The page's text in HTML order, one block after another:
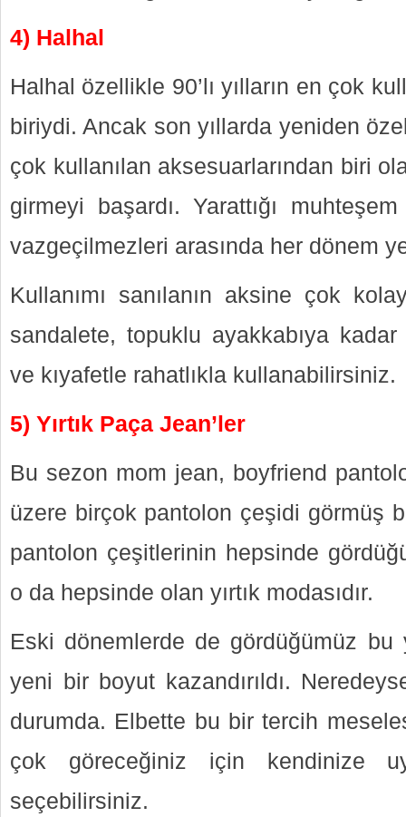
4) Halhal
Halhal özellikle 90’lı yılların en çok
biriydi. Ancak son yıllarda yeniden
çok kullanılan aksesuarlarından biri
girmeyi başardı. Yarattığı
vazgeçilmezleri arasında her dönem
Kullanımı sanılanın aksine çok
sandalete, topuklu ayakkabıya
ve kıyafetle rahatlıkla kullanabilirsiniz.
5) Yırtık Paça Jean’ler
Bu sezon mom jean, boyfriend
üzere birçok pantolon çeşidi görmüş
pantolon çeşitlerinin hepsinde
o da hepsinde olan yırtık modasıdır.
Eski dönemlerde de gördüğümüz bu
yeni bir boyut kazandırıldı.
durumda. Elbette bu bir tercih
çok göreceğiniz için kendinize
seçebilirsiniz.